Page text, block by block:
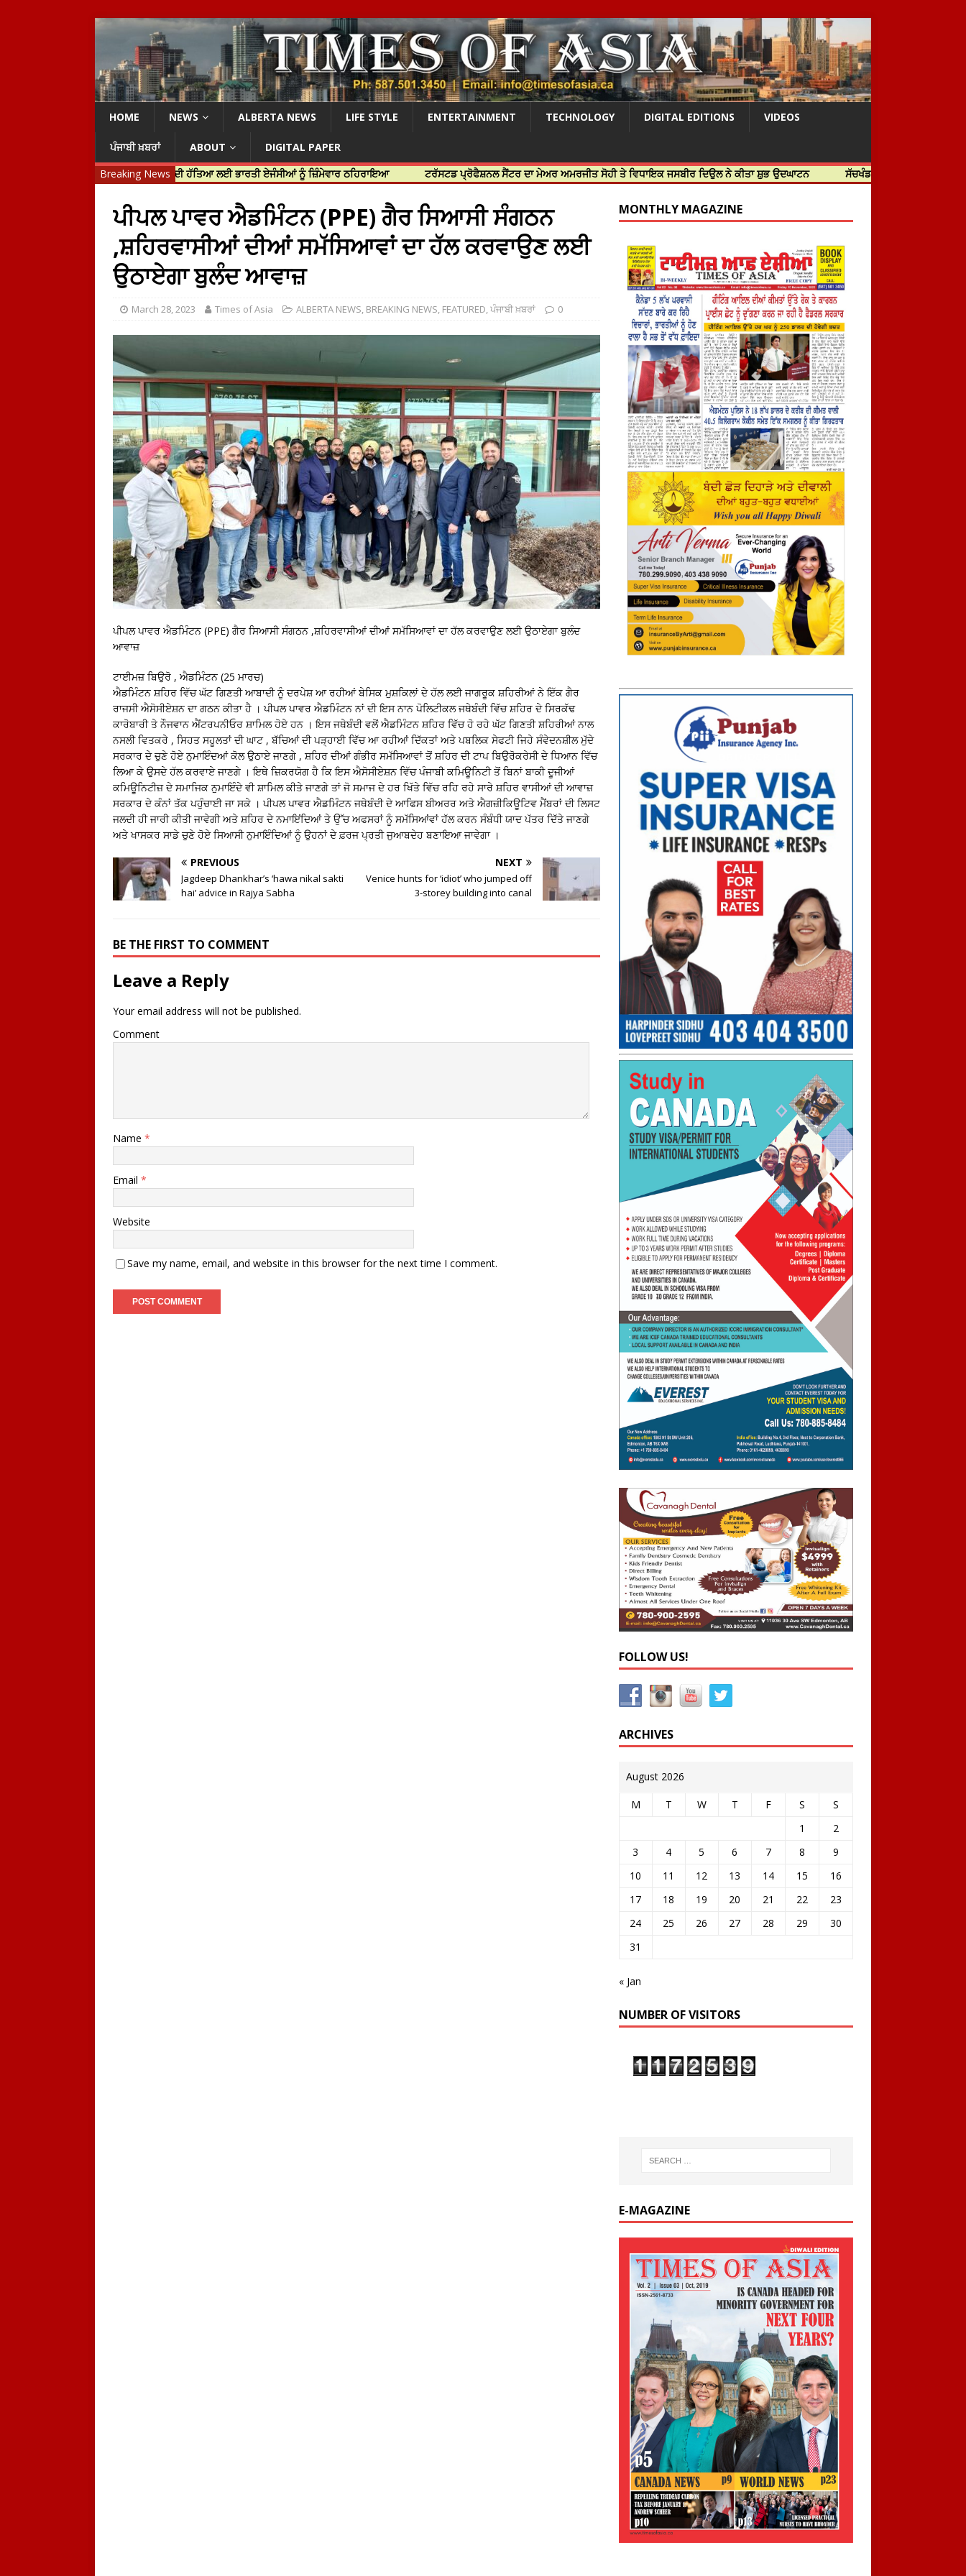
HOME NEWS ALBERTA NEWS LIFE STYLE ENTERTAINMENT TECHNOLOGY DIGITAL EDITIONS VIDEOS
ਪੰਜਾਬੀ ਖ਼ਬਰਾਂ ABOUT
DIGITAL PAPER
Breaking News
ਟਰੂਡੋ ਨੇ ਹਰਦੀਪ ਨਿੱਝਰ ਦੀ ਹੱਤਿਆ ਲਈ ਭਾਰਤੀ ਏਜੰਸੀਆਂ ਨੂੰ ਜ਼ਿੰਮੇਵਾਰ ਠਹਿਰਾਇਆ ਟਰੱਸਟਡ ਪ੍ਰੋਫੈਸ਼ਨਲ ਸੈਂਟਰ ਦਾ ਮੇਅਰ ਅਮਰਜੀਤ ਸੋਹੀ ਤੇ ਵਿਧਾਇਕ ਜਸਬੀਰ ਦਿਉਲ ਨੇ ਕੀਤਾ ਸ਼ੁਭ ਉਦਘਾਟਨ ਸੱਚਖੰਡ ਸ੍ਰੀ ਹਰਿਮੰਦਰ ਸਾਹਿਬ ਵਿਖੇ ਸਜੇ ਜਲੌਅ
ਪੀਪਲ ਪਾਵਰ ਐਡਮਿੰਟਨ (PPE) ਗੈਰ ਸਿਆਸੀ ਸੰਗਠਨ
,ਸ਼ਹਿਰਵਾਸੀਆਂ ਦੀਆਂ ਸਮੱਸਿਆਵਾਂ ਦਾ ਹੱਲ ਕਰਵਾਉਣ ਲਈ
ਉਠਾਏਗਾ ਬੁਲੰਦ ਆਵਾਜ਼
March 28, 2023 Times of Asia ALBERTA NEWS, BREAKING NEWS, FEATURED,ਪੰਜਾਬੀ ਖ਼ਬਰਾਂ 0
ਪੀਪਲ ਪਾਵਰ ਐਡਮਿੰਟਨ (PPE) ਗੈਰ ਸਿਆਸੀ ਸੰਗਠਨ ,ਸ਼ਹਿਰਵਾਸੀਆਂ ਦੀਆਂ ਸਮੱਸਿਆਵਾਂ ਦਾ ਹੱਲ ਕਰਵਾਉਣ ਲਈ ਉਠਾਏਗਾ ਬੁਲੰਦ
ਆਵਾਜ਼
ਟਾਈਮਜ਼ ਬਿਉਰੋ , ਐਡਮਿੰਟਨ (25 ਮਾਰਚ)
ਐਡਮਿੰਟਨ ਸ਼ਹਿਰ ਵਿੱਚ ਘੱਟ ਗਿਣਤੀ ਆਬਾਦੀ ਨੂੰ ਦਰਪੇਸ਼ ਆ ਰਹੀਆਂ ਬੇਸਿਕ ਮੁਸ਼ਕਿਲਾਂ ਦੇ ਹੱਲ ਲਈ ਜਾਗਰੂਕ ਸ਼ਹਿਰੀਆਂ ਨੇ ਇੱਕ ਗੈਰ
ਰਾਜਸੀ ਐਸੋਸੀਏਸ਼ਨ ਦਾ ਗਠਨ ਕੀਤਾ ਹੈ । ਪੀਪਲ ਪਾਵਰ ਐਡਮਿੰਟਨ ਨਾਂ ਦੀ ਇਸ ਨਾਨ ਪੋਲਿਟੀਕਲ ਜਥੇਬੰਦੀ ਵਿੱਚ ਸ਼ਹਿਰ ਦੇ ਸਿਰਕੱਢ
ਕਾਰੋਬਾਰੀ ਤੇ ਨੌਜਵਾਨ ਐਂਟਰਪਨੀਓਰ ਸ਼ਾਮਿਲ ਹੋਏ ਹਨ । ਇਸ ਜਥੇਬੰਦੀ ਵਲੋਂ ਐਡਮਿੰਟਨ ਸ਼ਹਿਰ ਵਿੱਚ ਹੋ ਰਹੇ ਘੱਟ ਗਿਣਤੀ ਸ਼ਹਿਰੀਆਂ ਨਾਲ
ਨਸਲੀ ਵਿਤਕਰੇ , ਸਿਹਤ ਸਹੂਲਤਾਂ ਦੀ ਘਾਟ , ਬੱਚਿਆਂ ਦੀ ਪੜ੍ਹਾਈ ਵਿੱਚ ਆ ਰਹੀਆਂ ਦਿੱਕਤਾਂ ਅਤੇ ਪਬਲਿਕ ਸੇਫਟੀ ਜਿਹੇ ਸੰਵੇਦਨਸ਼ੀਲ ਮੁੱਦੇ
ਸਰਕਾਰ ਦੇ ਚੁਣੇ ਹੋਏ ਨੁਮਾਇੰਦਆਂ ਕੋਲ ਉਠਾਏ ਜਾਣਗੇ , ਸ਼ਹਿਰ ਦੀਆਂ ਗੰਭੀਰ ਸਮੱਸਿਆਵਾਂ ਤੋਂ ਸ਼ਹਿਰ ਦੀ ਟਾਪ ਬਿਉਰੋਕਰੇਸੀ ਦੇ ਧਿਆਨ ਵਿੱਚ
ਲਿਆ ਕੇ ਉਸਦੇ ਹੱਲ ਕਰਵਾਏ ਜਾਣਗੇ । ਇਥੇ ਜ਼ਿਕਰਯੋਗ ਹੈ ਕਿ ਇਸ ਐਸੋਸੀਏਸ਼ਨ ਵਿੱਚ ਪੰਜਾਬੀ ਕਮਿਊਨਿਟੀ ਤੋਂ ਬਿਨਾਂ ਬਾਕੀ ਦੂਜੀਆਂ
ਕਮਿਊਨਿਟੀਜ਼ ਦੇ ਸਮਾਜਿਕ ਨੁਮਾਇੰਦੇ ਵੀ ਸ਼ਾਮਿਲ ਕੀਤੇ ਜਾਣਗੇ ਤਾਂ ਜੋ ਸਮਾਜ ਦੇ ਹਰ ਖਿੱਤੇ ਵਿੱਚ ਰਹਿ ਰਹੇ ਸਾਰੇ ਸ਼ਹਿਰ ਵਾਸੀਆਂ ਦੀ ਆਵਾਜ਼
ਸਰਕਾਰ ਦੇ ਕੰਨਾਂ ਤੱਕ ਪਹੁੰਚਾਈ ਜਾ ਸਕੇ । ਪੀਪਲ ਪਾਵਰ ਐਡਮਿੰਟਨ ਜਥੇਬੰਦੀ ਦੇ ਆਫਿਸ ਬੀਅਰਰ ਅਤੇ ਐਗਜ਼ੀਕਿਊਟਿਵ ਮੈਂਬਰਾਂ ਦੀ ਲਿਸਟ
ਜਲਦੀ ਹੀ ਜਾਰੀ ਕੀਤੀ ਜਾਵੇਗੀ ਅਤੇ ਸ਼ਹਿਰ ਦੇ ਨਮਾਇਂਦਿਆਂ ਤੇ ਉੱਚ ਅਫਸਰਾਂ ਨੂੰ ਸਮੱਸਿਆਂਵਾਂ ਹੱਲ ਕਰਨ ਸੰਬੰਧੀ ਯਾਦ ਪੱਤਰ ਦਿੱਤੇ ਜਾਣਗੇ
ਅਤੇ ਖਾਸਕਰ ਸਾਡੇ ਚੁਣੇ ਹੋਏ ਸਿਆਸੀ ਨੁਮਾਇੰਦਿਆਂ ਨੂੰ ਉਹਨਾਂ ਦੇ ਫ਼ਰਜ ਪ੍ਰਤੀ ਜੁਆਬਦੇਹ ਬਣਾਇਆ ਜਾਵੇਗਾ ।
PREVIOUS
Jagdeep Dhankhar’s ‘hawa nikal sakti
hai’ advice in Rajya Sabha
NEXT
Venice hunts for ‘idiot’ who jumped off
3-storey building into canal
BE THE FIRST TO COMMENT
Leave a Reply
Your email address will not be published.
Comment
Name *
Email *
Website
Save my name, email, and website in this browser for the next time I comment.
MONTHLY MAGAZINE
FOLLOW US!
ARCHIVES
August 2026
M T W T F S
S
1
2
3
4 5 6 7 8
9
10
11 12 13 14 15
16
17
18 19 20 21 22
23
24
25 26 27 28 29
30
31
« Jan
NUMBER OF VISITORS
E-MAGAZINE